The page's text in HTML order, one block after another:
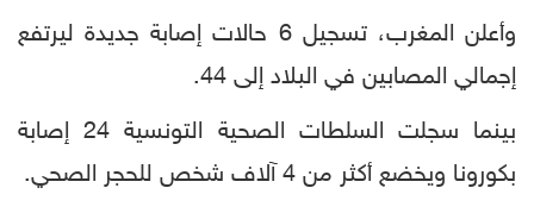
وأعلن المغرب، تسجيل 6 حالات إصابة جديدة ليرتفع
إجمالي المصابين في البلاد إلى 44.
بينما سجلت السلطات الصحية التونسية 24 إصابة
بكورونا ويخضع أكثر من 4 آلاف شخص للحجر الصحي.